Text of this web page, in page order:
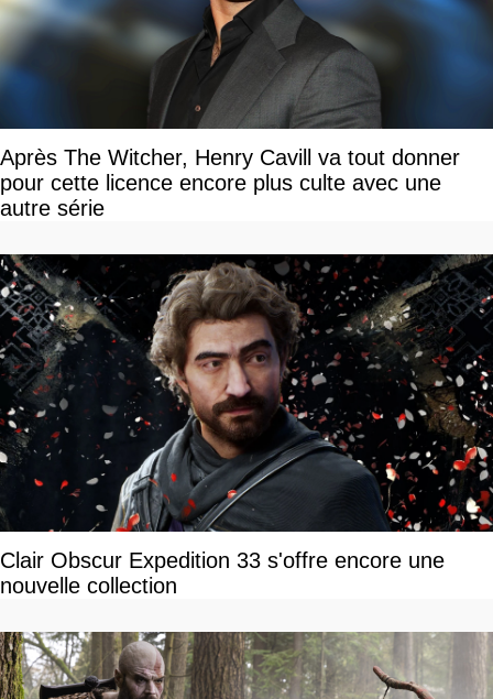
Après The Witcher, Henry Cavill va tout donner
pour cette licence encore plus culte avec une
autre série
Clair Obscur Expedition 33 s'offre encore une
nouvelle collection